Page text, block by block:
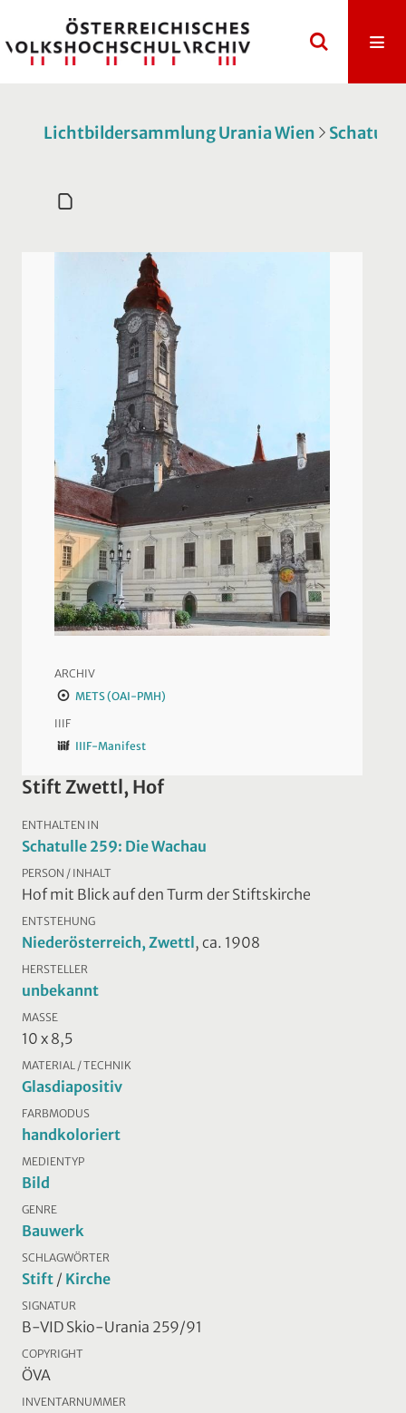
Lichtbildersammlung Urania Wien Schatulle
ARCHIV
METS (OAI-PMH)
IIIF
IIIF-Manifest
Stift Zwettl, Hof
ENTHALTEN IN
Schatulle 259: Die Wachau
PERSON / INHALT
Hof mit Blick auf den Turm der Stiftskirche
ENTSTEHUNG
Niederösterreich, Zwettl , ca. 1908
HERSTELLER
unbekannt
MASSE
10 x 8,5
MATERIAL / TECHNIK
Glasdiapositiv
FARBMODUS
handkoloriert
MEDIENTYP
Bild
GENRE
Bauwerk
SCHLAGWÖRTER
Stift / Kirche
SIGNATUR
B-VID Skio-Urania 259/91
COPYRIGHT
ÖVA
INVENTARNUMMER